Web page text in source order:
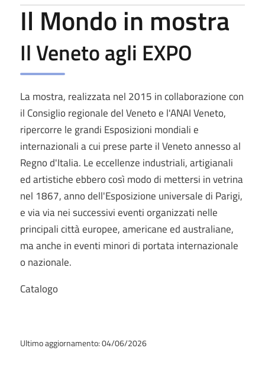
Il Mondo in mostra
Il Veneto agli EXPO
La mostra, realizzata nel 2015 in collaborazione con
il Consiglio regionale del Veneto e l'ANAI Veneto,
ripercorre le grandi Esposizioni mondiali e
internazionali a cui prese parte il Veneto annesso al
Regno d'Italia. Le eccellenze industriali, artigianali
ed artistiche ebbero così modo di mettersi in vetrina
nel 1867, anno dell'Esposizione universale di Parigi,
e via via nei successivi eventi organizzati nelle
principali città europee, americane ed australiane,
ma anche in eventi minori di portata internazionale
o nazionale.
Catalogo
Ultimo aggiornamento: 04/06/2026